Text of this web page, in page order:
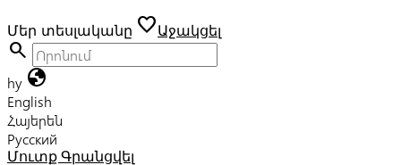
Մեր տեսլականը favoriteԱջակցել
search
hy globe
English
Հայերեն
Русский
Մուտք Գրանցվել